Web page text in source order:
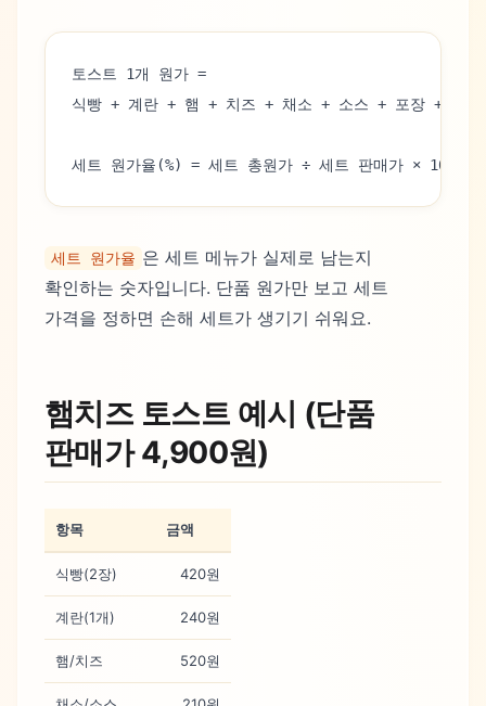
토스트 1개 원가 =
식빵 + 계란 + 햄 + 치즈 + 채소 + 소스 + 포장 + 주문
세트 원가율(%) = 세트 총원가 ÷ 세트 판매가 × 100
세트 원가율 은 세트 메뉴가 실제로 남는지
확인하는 숫자입니다. 단품 원가만 보고 세트
가격을 정하면 손해 세트가 생기기 쉬워요.
햄치즈 토스트 예시 (단품
판매가 4,900원)
항목 금액
식빵(2장) 420원
계란(1개) 240원
햄/치즈 520원